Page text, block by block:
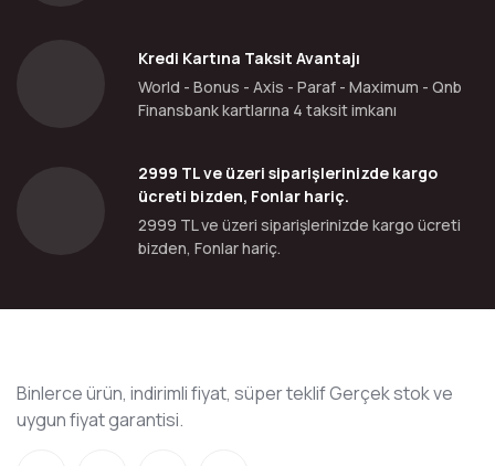
Kredi Kartına Taksit Avantajı
World - Bonus - Axis - Paraf - Maximum - Qnb
Finansbank kartlarına 4 taksit imkanı
2999 TL ve üzeri siparişlerinizde kargo
ücreti bizden, Fonlar hariç.
2999 TL ve üzeri siparişlerinizde kargo ücreti
bizden, Fonlar hariç.
Binlerce ürün, indirimli fiyat, süper teklif Gerçek stok ve
uygun fiyat garantisi.